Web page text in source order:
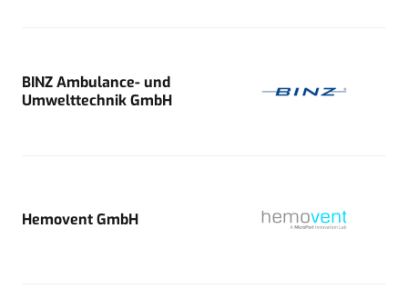
BINZ Ambulance- und
Umwelttechnik GmbH
Hemovent GmbH